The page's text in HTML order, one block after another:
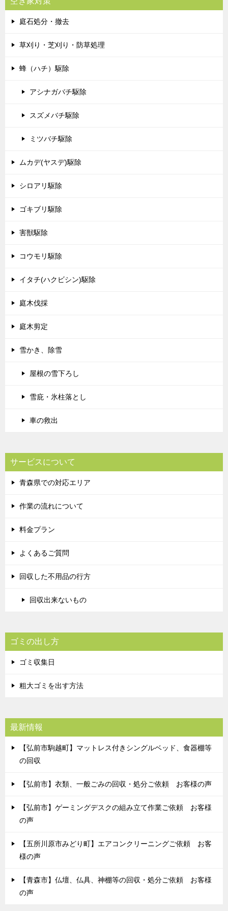
庭石処分・撤去
草刈り・芝刈り・防草処理
蜂（ハチ）駆除
アシナガバチ駆除
スズメバチ駆除
ミツバチ駆除
ムカデ(ヤスデ)駆除
シロアリ駆除
ゴキブリ駆除
害獣駆除
コウモリ駆除
イタチ(ハクビシン)駆除
庭木伐採
庭木剪定
雪かき、除雪
屋根の雪下ろし
雪庇・氷柱落とし
車の救出
サービスについて
青森県での対応エリア
作業の流れについて
料金プラン
よくあるご質問
回収した不用品の行方
回収出来ないもの
ゴミの出し方
ゴミ収集日
粗大ゴミを出す方法
最新情報
【弘前市駒越町】マットレス付きシングルベッド、食器棚等
の回収
【弘前市】衣類、一般ごみの回収・処分ご依頼 お客様の声
【弘前市】ゲーミングデスクの組み立て作業ご依頼 お客様
の声
【五所川原市みどり町】エアコンクリーニングご依頼 お客
様の声
【青森市】仏壇、仏具、神棚等の回収・処分ご依頼 お客様
の声